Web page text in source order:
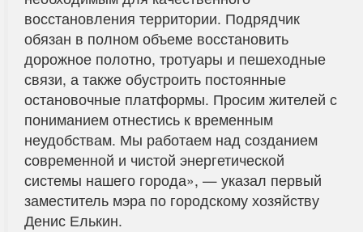
восстановления территории. Подрядчик
обязан в полном объеме восстановить
дорожное полотно, тротуары и пешеходные
связи, а также обустроить постоянные
остановочные платформы. Просим жителей с
пониманием отнестись к временным
неудобствам. Мы работаем над созданием
современной и чистой энергетической
системы нашего города», — указал первый
заместитель мэра по городскому хозяйству
Денис Елькин.